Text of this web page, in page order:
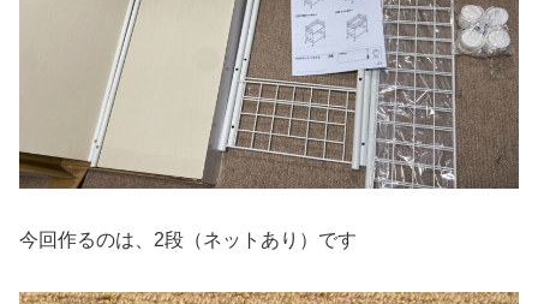
今回作るのは、2段（ネットあり）です